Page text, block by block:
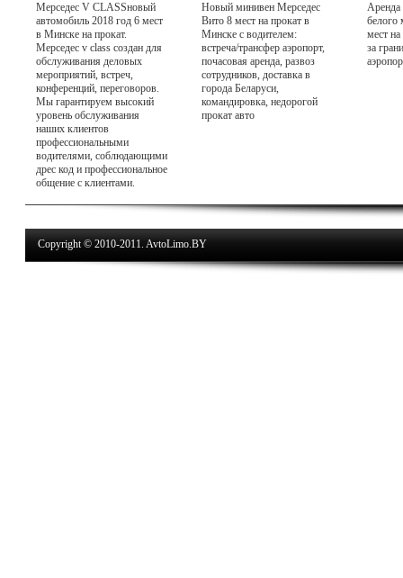
Мерседес V CLASSновый
автомобиль 2018 год 6 мест
в Минске на прокат.
Мерседес v class создан для
обслуживания деловых
мероприятий, встреч,
конференций, переговоров.
Мы гарантируем высокий
уровень обслуживания
наших клиентов
профессиональными
водителями, соблюдающими
дрес код и профессиональное
общение с клиентами.
Новый минивен Мерседес
Вито 8 мест на прокат в
Минске с водителем:
встреча/трансфер аэропорт,
почасовая аренда, развоз
сотрудников, доставка в
города Беларуси,
командировка, недорогой
прокат авто
Аренда
белого
мест на
за
Copyright © 2010-2011. AvtoLimo.BY